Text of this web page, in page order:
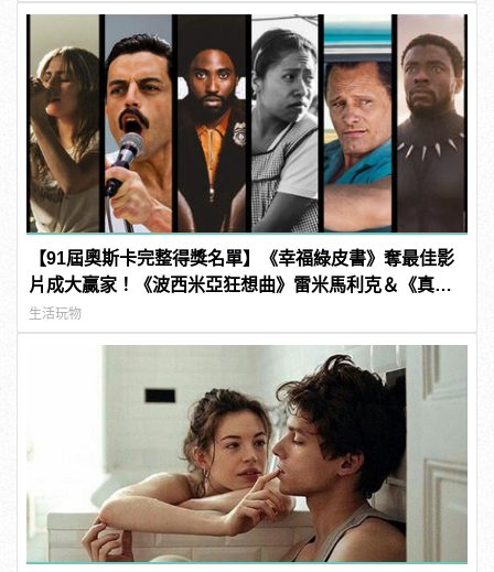
【91屆奧斯卡完整得獎名單】《幸福綠皮書》奪最佳影
片成大贏家！《波西米亞狂想曲》雷米馬利克＆《真
寵》奧莉薇亞柯爾曼封影帝影后！
生活玩物